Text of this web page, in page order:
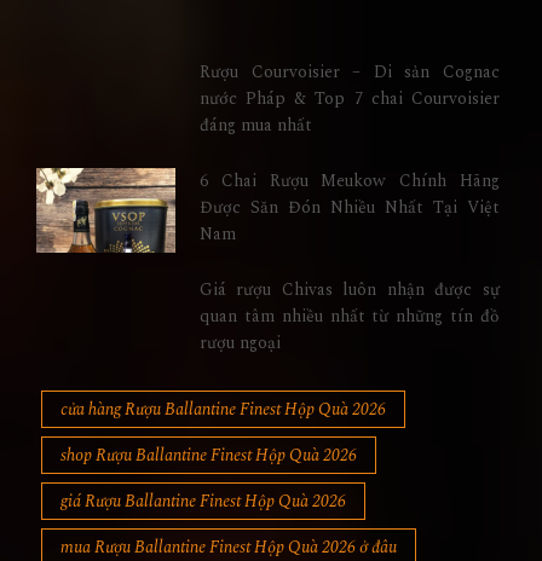
Rượu Courvoisier – Di sản Cognac
nước Pháp & Top 7 chai Courvoisier
đáng mua nhất
6 Chai Rượu Meukow Chính Hãng
Được Săn Đón Nhiều Nhất Tại Việt
Nam
Giá rượu Chivas luôn nhận được sự
quan tâm nhiều nhất từ những tín đồ
rượu ngoại
cửa hàng Rượu Ballantine Finest Hộp Quà 2026
shop Rượu Ballantine Finest Hộp Quà 2026
giá Rượu Ballantine Finest Hộp Quà 2026
mua Rượu Ballantine Finest Hộp Quà 2026 ở đâu